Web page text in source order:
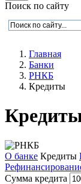
Поиск по сайту
Главная
Банки
РНКБ
Кредиты
О банке Кредиты
Сумма кредита